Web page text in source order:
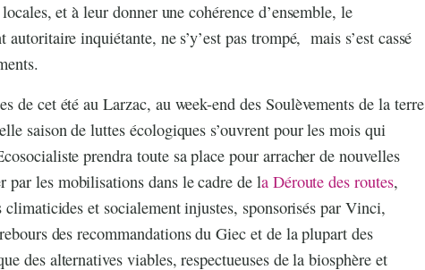
et à leur donner une cohérence d’ensemble, le
autoritaire inquiétante, ne s’y’est pas trompé, mais s’est cassé
de cet été au Larzac, au week-end des Soulèvements de la terre
saison de luttes écologiques s’ouvrent pour les mois qui
prendra toute sa place pour arracher de nouvelles
par les mobilisations dans le cadre de la Déroute des routes,
et socialement injustes, sponsorisés par Vinci,
des recommandations du Giec et de la plupart des
des alternatives viables, respectueuses de la biosphère et